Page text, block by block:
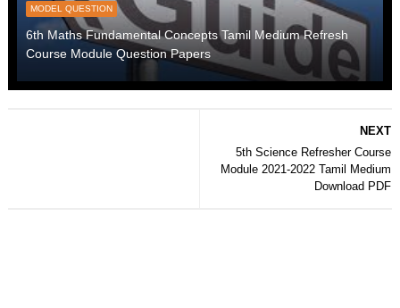
MODEL QUESTION
6th Maths Fundamental Concepts Tamil Medium Refresh
Course Module Question Papers
NEXT
5th Science Refresher Course
Module 2021-2022 Tamil Medium
Download PDF